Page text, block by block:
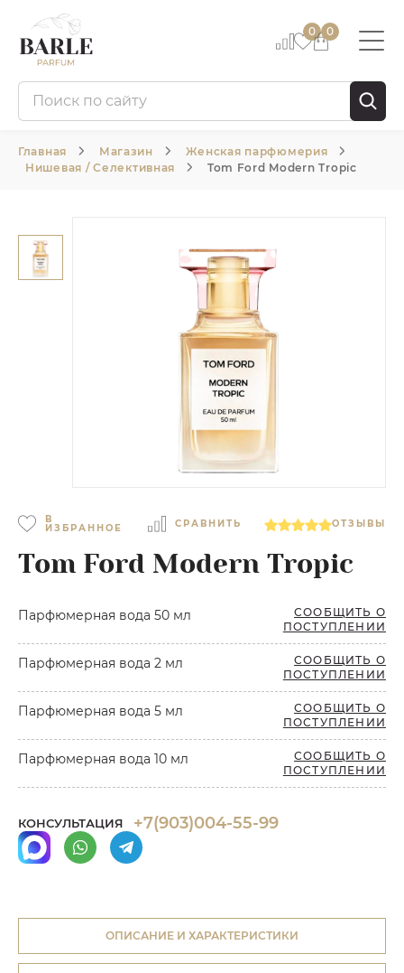
0 0
Главная Магазин
Женская парфюмерия
Нишевая / Селективная
Tom Ford Modern Tropic
В
ИЗБРАННОЕ СРАВНИТЬ ОТЗЫВЫ
Tom Ford Modern Tropic
Парфюмерная вода 50 мл
СООБЩИТЬ О
ПОСТУПЛЕНИИ
Парфюмерная вода 2 мл
СООБЩИТЬ О
ПОСТУПЛЕНИИ
Парфюмерная вода 5 мл
СООБЩИТЬ О
ПОСТУПЛЕНИИ
Парфюмерная вода 10 мл
СООБЩИТЬ О
ПОСТУПЛЕНИИ
КОНСУЛЬТАЦИЯ +7(903)004-55-99
ОПИСАНИЕ И ХАРАКТЕРИСТИКИ